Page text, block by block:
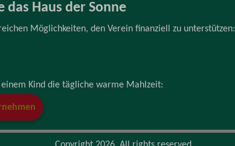
das Haus der Sonne
Möglichkeiten, den Verein finanziell zu unterstützen:
einem Kind die tägliche warme Mahlzeit: